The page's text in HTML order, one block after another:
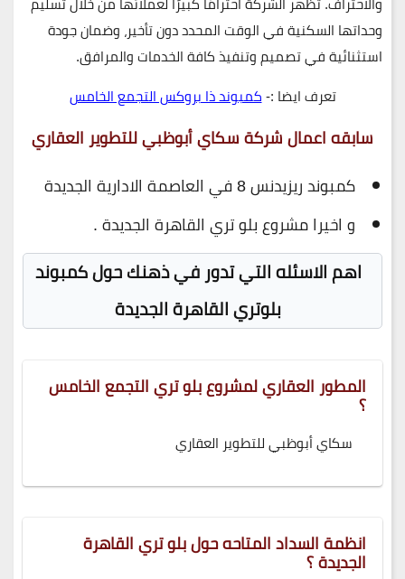
وحداتها السكنية في الوقت المحدد دون تأخير، وضمان جودة
استثنائية في تصميم وتنفيذ كافة الخدمات والمرافق.
تعرف ايضا :-كمبوند ذا بروكس التجمع الخامس
سابقه اعمال شركة سكاي أبوظبي للتطوير العقاري
كمبوند ريزيدنس 8 في العاصمة الادارية الجديدة
و اخيرا مشروع بلو تري القاهرة الجديدة .
اهم الاسئله التي تدور في ذهنك حول كمبوند
بلوتري القاهرة الجديدة
المطور العقاري لمشروع بلو تري التجمع الخامس
؟
سكاي أبوظبي للتطوير العقاري
انظمة السداد المتاحه حول بلو تري القاهرة
الجديدة ؟